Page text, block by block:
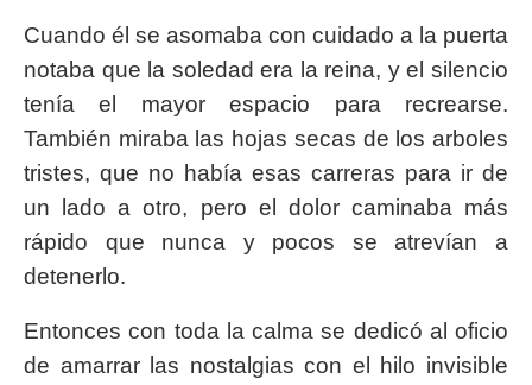
Cuando él se asomaba con cuidado a la puerta
notaba que la soledad era la reina, y el silencio
tenía el mayor espacio para recrearse.
También miraba las hojas secas de los arboles
tristes, que no había esas carreras para ir de
un lado a otro, pero el dolor caminaba más
rápido que nunca y pocos se atrevían a
detenerlo.
Entonces con toda la calma se dedicó al oficio
de amarrar las nostalgias con el hilo invisible